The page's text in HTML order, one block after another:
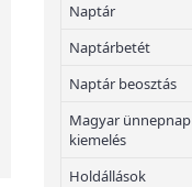
Naptár
Naptárbetét
Naptár beosztás
Magyar ünnepnap
kiemelés
Holdállások